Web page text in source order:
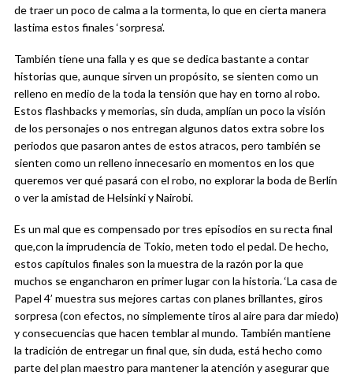
de traer un poco de calma a la tormenta, lo que en cierta manera
lastima estos finales ‘sorpresa’.
También tiene una falla y es que se dedica bastante a contar
historias que, aunque sirven un propósito, se sienten como un
relleno en medio de la toda la tensión que hay en torno al robo.
Estos flashbacks y memorias, sin duda, amplían un poco la visión
de los personajes o nos entregan algunos datos extra sobre los
periodos que pasaron antes de estos atracos, pero también se
sienten como un relleno innecesario en momentos en los que
queremos ver qué pasará con el robo, no explorar la boda de Berlín
o ver la amistad de Helsinki y Nairobi.
Es un mal que es compensado por tres episodios en su recta final
que,con la imprudencia de Tokio, meten todo el pedal. De hecho,
estos capítulos finales son la muestra de la razón por la que
muchos se engancharon en primer lugar con la historia. ‘La casa de
Papel 4’ muestra sus mejores cartas con planes brillantes, giros
sorpresa (con efectos, no simplemente tiros al aire para dar miedo)
y consecuencias que hacen temblar al mundo. También mantiene
la tradición de entregar un final que, sin duda, está hecho como
parte del plan maestro para mantener la atención y asegurar que